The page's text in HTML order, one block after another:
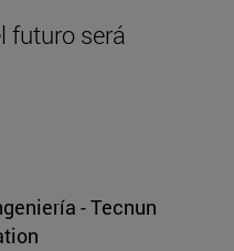
futuro será
- Tecnun